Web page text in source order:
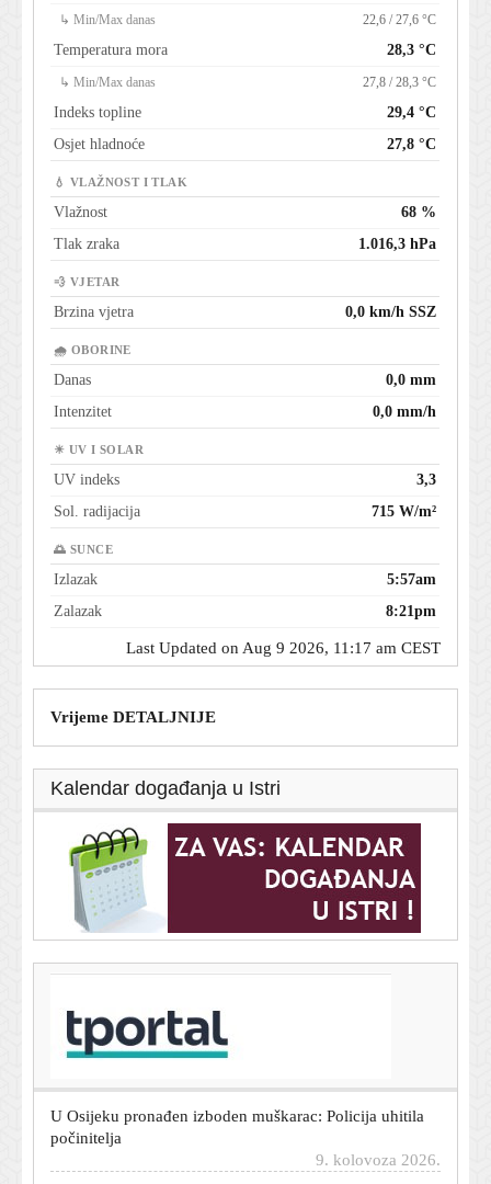
↳ Min/Max danas 22,6 / 27,6 °C
Temperatura mora 28,3 °C
↳ Min/Max danas 27,8 / 28,3 °C
Indeks topline
29,4 °C
Osjet hladnoće
27,8 °C
💧 VLAŽNOST I TLAK
Vlažnost
68 %
Tlak zraka
1.016,3 hPa
💨 VJETAR
Brzina vjetra 0,0 km/h SSZ
🌧 OBORINE
Danas
0,0 mm
Intenzitet
0,0 mm/h
☀ UV I SOLAR
UV indeks
3,3
Sol. radijacija
715 W/m²
🌅 SUNCE
Izlazak
5:57am
Zalazak
8:21pm
Last Updated on Aug 9 2026, 11:17 am CEST
Vrijeme DETALJNIJE
Kalendar događanja u Istri
Pulska noć za pamćenje: Severina priredila spektakl u
rasprodanom amfiteatru
U Osijeku pronađen izboden muškarac: Policija uhitila
počinitelja
Nevjerojatna scena na utakmici: Ispucao loptu s terena i